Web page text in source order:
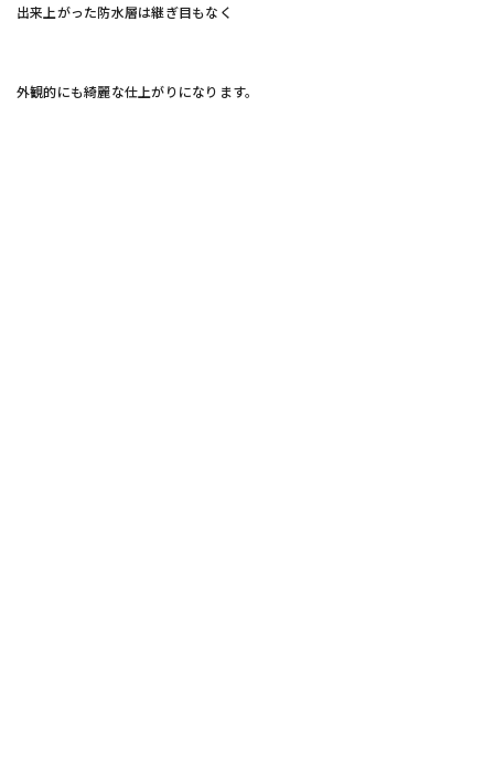
出来上がった防水層は継ぎ目もなく
外観的にも綺麗な仕上がりになります。